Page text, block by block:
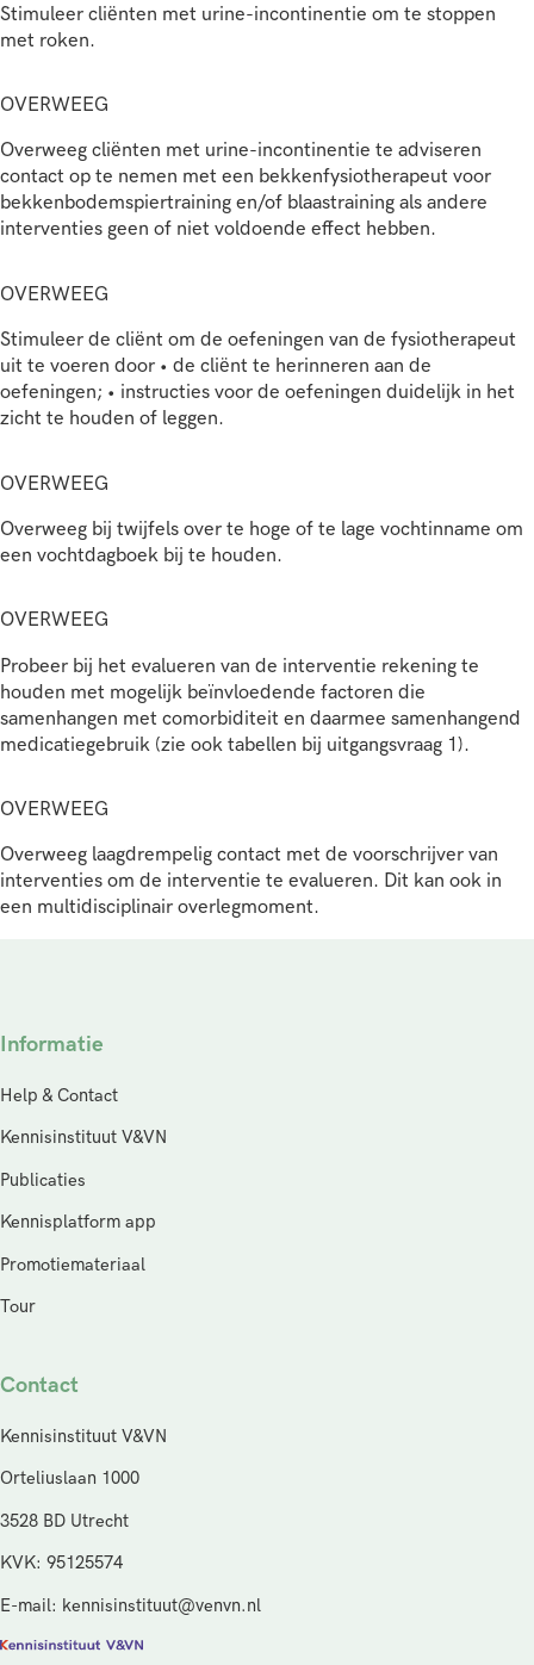
Stimuleer cliënten met urine-incontinentie om te stoppen
met roken.
OVERWEEG
Overweeg cliënten met urine-incontinentie te adviseren
contact op te nemen met een bekkenfysiotherapeut voor
bekkenbodemspiertraining en/of blaastraining als andere
interventies geen of niet voldoende effect hebben.
OVERWEEG
Stimuleer de cliënt om de oefeningen van de fysiotherapeut
uit te voeren door • de cliënt te herinneren aan de
oefeningen; • instructies voor de oefeningen duidelijk in het
zicht te houden of leggen.
OVERWEEG
Overweeg bij twijfels over te hoge of te lage vochtinname om
een vochtdagboek bij te houden.
OVERWEEG
Probeer bij het evalueren van de interventie rekening te
houden met mogelijk beïnvloedende factoren die
samenhangen met comorbiditeit en daarmee samenhangend
medicatiegebruik (zie ook tabellen bij uitgangsvraag 1).
OVERWEEG
Overweeg laagdrempelig contact met de voorschrijver van
interventies om de interventie te evalueren. Dit kan ook in
een multidisciplinair overlegmoment.
Informatie
Help & Contact
Kennisinstituut V&VN
Publicaties
Kennisplatform app
Promotiemateriaal
Tour
Contact
Kennisinstituut V&VN
Orteliuslaan 1000
3528 BD Utrecht
KVK: 95125574
E-mail: kennisinstituut@venvn.nl